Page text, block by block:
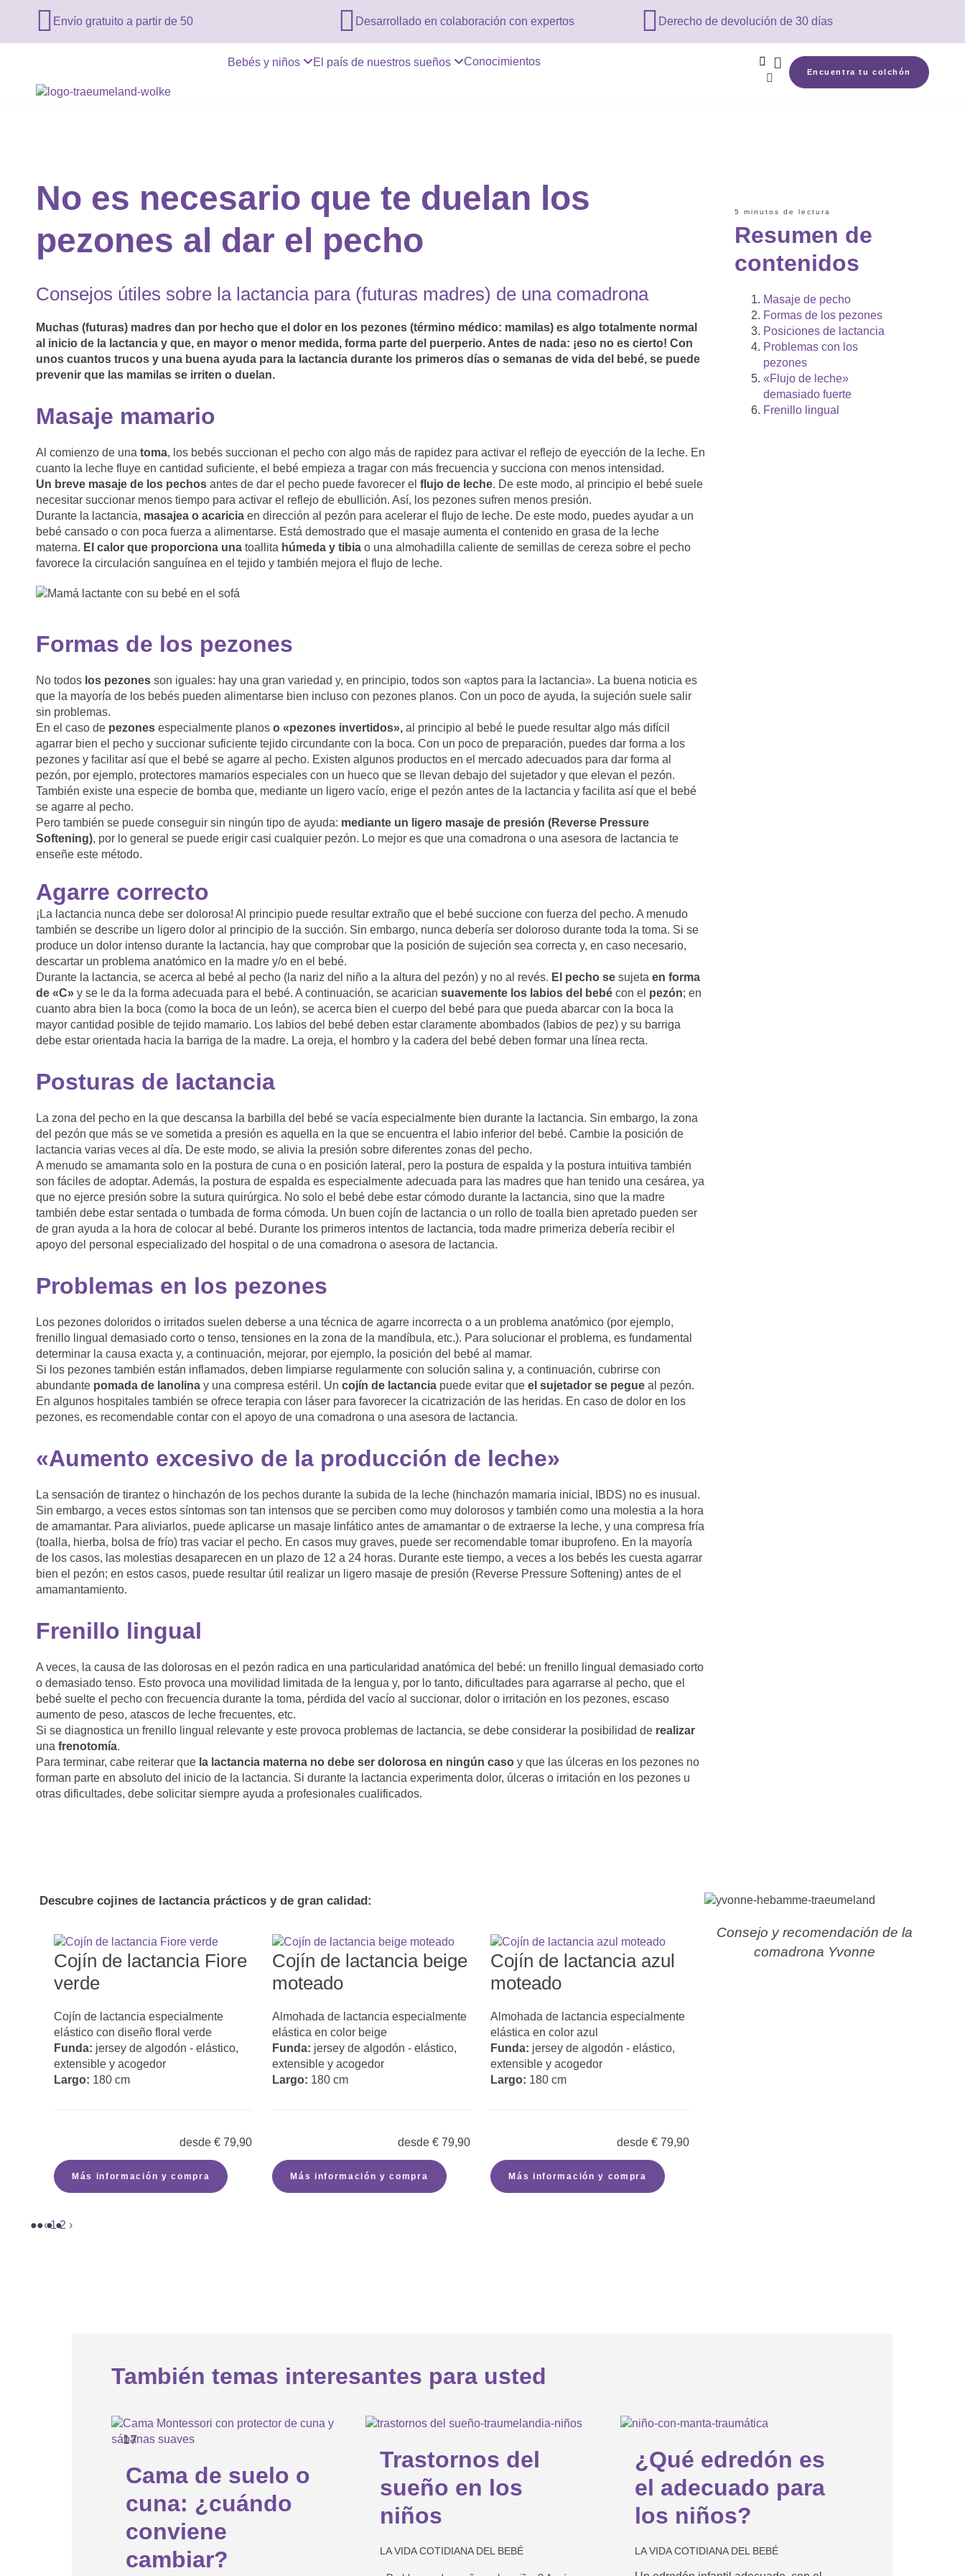
 Envío gratuito a partir de 50  Desarrollado en colaboración con expertos  Derecho de devolución de 30 días
Bebés y niños El país de nuestros sueños Conocimientos



Encuentra tu colchón
No es necesario que te duelan los
pezones al dar el pecho
Consejos útiles sobre la lactancia para (futuras madres) de una comadrona
Muchas (futuras) madres dan por hecho que el dolor en los pezones (término médico: mamilas) es algo totalmente normal
al inicio de la lactancia y que, en mayor o menor medida, forma parte del puerperio. Antes de nada: ¡eso no es cierto! Con
unos cuantos trucos y una buena ayuda para la lactancia durante los primeros días o semanas de vida del bebé, se puede
prevenir que las mamilas se irriten o duelan.
Masaje mamario
Al comienzo de una toma, los bebés succionan el pecho con algo más de rapidez para activar el reflejo de eyección de la leche. En
cuanto la leche fluye en cantidad suficiente, el bebé empieza a tragar con más frecuencia y succiona con menos intensidad.
Un breve masaje de los pechos antes de dar el pecho puede favorecer el flujo de leche. De este modo, al principio el bebé suele
necesitar succionar menos tiempo para activar el reflejo de ebullición. Así, los pezones sufren menos presión.
Durante la lactancia, masajea o acaricia en dirección al pezón para acelerar el flujo de leche. De este modo, puedes ayudar a un
bebé cansado o con poca fuerza a alimentarse. Está demostrado que el masaje aumenta el contenido en grasa de la leche
materna. El calor que proporciona una toallita húmeda y tibia o una almohadilla caliente de semillas de cereza sobre el pecho
favorece la circulación sanguínea en el tejido y también mejora el flujo de leche.
Formas de los pezones
No todos los pezones son iguales: hay una gran variedad y, en principio, todos son «aptos para la lactancia». La buena noticia es
que la mayoría de los bebés pueden alimentarse bien incluso con pezones planos. Con un poco de ayuda, la sujeción suele salir
sin problemas.
En el caso de pezones especialmente planos o «pezones invertidos», al principio al bebé le puede resultar algo más difícil
agarrar bien el pecho y succionar suficiente tejido circundante con la boca. Con un poco de preparación, puedes dar forma a los
pezones y facilitar así que el bebé se agarre al pecho. Existen algunos productos en el mercado adecuados para dar forma al
pezón, por ejemplo, protectores mamarios especiales con un hueco que se llevan debajo del sujetador y que elevan el pezón.
También existe una especie de bomba que, mediante un ligero vacío, erige el pezón antes de la lactancia y facilita así que el bebé
se agarre al pecho.
Pero también se puede conseguir sin ningún tipo de ayuda: mediante un ligero masaje de presión (Reverse Pressure
Softening), por lo general se puede erigir casi cualquier pezón. Lo mejor es que una comadrona o una asesora de lactancia te
enseñe este método.
Agarre correcto
¡La lactancia nunca debe ser dolorosa! Al principio puede resultar extraño que el bebé succione con fuerza del pecho. A menudo
también se describe un ligero dolor al principio de la succión. Sin embargo, nunca debería ser doloroso durante toda la toma. Si se
produce un dolor intenso durante la lactancia, hay que comprobar que la posición de sujeción sea correcta y, en caso necesario,
descartar un problema anatómico en la madre y/o en el bebé.
Durante la lactancia, se acerca al bebé al pecho (la nariz del niño a la altura del pezón) y no al revés. El pecho se sujeta en forma
de «C» y se le da la forma adecuada para el bebé. A continuación, se acarician suavemente los labios del bebé con el pezón; en
cuanto abra bien la boca (como la boca de un león), se acerca bien el cuerpo del bebé para que pueda abarcar con la boca la
mayor cantidad posible de tejido mamario. Los labios del bebé deben estar claramente abombados (labios de pez) y su barriga
debe estar orientada hacia la barriga de la madre. La oreja, el hombro y la cadera del bebé deben formar una línea recta.
Posturas de lactancia
La zona del pecho en la que descansa la barbilla del bebé se vacía especialmente bien durante la lactancia. Sin embargo, la zona
del pezón que más se ve sometida a presión es aquella en la que se encuentra el labio inferior del bebé. Cambie la posición de
lactancia varias veces al día. De este modo, se alivia la presión sobre diferentes zonas del pecho.
A menudo se amamanta solo en la postura de cuna o en posición lateral, pero la postura de espalda y la postura intuitiva también
son fáciles de adoptar. Además, la postura de espalda es especialmente adecuada para las madres que han tenido una cesárea, ya
que no ejerce presión sobre la sutura quirúrgica. No solo el bebé debe estar cómodo durante la lactancia, sino que la madre
también debe estar sentada o tumbada de forma cómoda. Un buen cojín de lactancia o un rollo de toalla bien apretado pueden ser
de gran ayuda a la hora de colocar al bebé. Durante los primeros intentos de lactancia, toda madre primeriza debería recibir el
apoyo del personal especializado del hospital o de una comadrona o asesora de lactancia.
Problemas en los pezones
Los pezones doloridos o irritados suelen deberse a una técnica de agarre incorrecta o a un problema anatómico (por ejemplo,
frenillo lingual demasiado corto o tenso, tensiones en la zona de la mandíbula, etc.). Para solucionar el problema, es fundamental
determinar la causa exacta y, a continuación, mejorar, por ejemplo, la posición del bebé al mamar.
Si los pezones también están inflamados, deben limpiarse regularmente con solución salina y, a continuación, cubrirse con
abundante pomada de lanolina y una compresa estéril. Un cojín de lactancia puede evitar que el sujetador se pegue al pezón.
En algunos hospitales también se ofrece terapia con láser para favorecer la cicatrización de las heridas. En caso de dolor en los
pezones, es recomendable contar con el apoyo de una comadrona o una asesora de lactancia.
«Aumento excesivo de la producción de leche»
La sensación de tirantez o hinchazón de los pechos durante la subida de la leche (hinchazón mamaria inicial, IBDS) no es inusual.
Sin embargo, a veces estos síntomas son tan intensos que se perciben como muy dolorosos y también como una molestia a la hora
de amamantar. Para aliviarlos, puede aplicarse un masaje linfático antes de amamantar o de extraerse la leche, y una compresa fría
(toalla, hierba, bolsa de frío) tras vaciar el pecho. En casos muy graves, puede ser recomendable tomar ibuprofeno. En la mayoría
de los casos, las molestias desaparecen en un plazo de 12 a 24 horas. Durante este tiempo, a veces a los bebés les cuesta agarrar
bien el pezón; en estos casos, puede resultar útil realizar un ligero masaje de presión (Reverse Pressure Softening) antes de el
amamantamiento.
Frenillo lingual
A veces, la causa de las dolorosas en el pezón radica en una particularidad anatómica del bebé: un frenillo lingual demasiado corto
o demasiado tenso. Esto provoca una movilidad limitada de la lengua y, por lo tanto, dificultades para agarrarse al pecho, que el
bebé suelte el pecho con frecuencia durante la toma, pérdida del vacío al succionar, dolor o irritación en los pezones, escaso
aumento de peso, atascos de leche frecuentes, etc.
Si se diagnostica un frenillo lingual relevante y este provoca problemas de lactancia, se debe considerar la posibilidad de realizar
una frenotomía.
Para terminar, cabe reiterar que la lactancia materna no debe ser dolorosa en ningún caso y que las úlceras en los pezones no
forman parte en absoluto del inicio de la lactancia. Si durante la lactancia experimenta dolor, úlceras o irritación en los pezones u
otras dificultades, debe solicitar siempre ayuda a profesionales cualificados.
5 minutos de lectura
Resumen de
contenidos
Masaje de pecho
Formas de los pezones
Posiciones de lactancia
Problemas con los
pezones
«Flujo de leche»
demasiado fuerte
Frenillo lingual
Descubre cojines de lactancia prácticos y de gran calidad:
Cojín de lactancia Fiore
verde
Cojín de lactancia especialmente
elástico con diseño floral verde
Funda: jersey de algodón - elástico,
extensible y acogedor
Largo: 180 cm
desde € 79,90
Más información y compra
Cojín de lactancia beige
moteado
Almohada de lactancia especialmente
elástica en color beige
Funda: jersey de algodón - elástico,
extensible y acogedor
Largo: 180 cm
desde € 79,90
Más información y compra
Cojín de lactancia azul
moteado
Almohada de lactancia especialmente
elástica en color azul
Funda: jersey de algodón - elástico,
extensible y acogedor
Largo: 180 cm
desde € 79,90
Más información y compra
‹ 1 2 ›
Consejo y recomendación de la
comadrona Yvonne
También temas interesantes para usted
17
Cama de suelo o
cuna: ¿cuándo
conviene
cambiar?
MAR
Trastornos del
sueño en los
niños
LA VIDA COTIDIANA DEL BEBÉ
¿Qué edredón es
el adecuado para
los niños?
LA VIDA COTIDIANA DEL BEBÉ